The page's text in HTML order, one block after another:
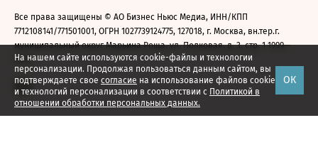
На нашем сайте используются cookie-файлы и технологии
персонализации. Продолжая пользоваться данным сайтом, вы
подтверждаете свое согласие на использование файлов cookie
и технологий персонализации в соответствии с Политикой в
отношении обработки персональных данных.
ОК
Все права защищены © АО Бизнес Ньюс Медиа, ИНН/КПП
7712108141/771501001, ОГРН 1027739124775, 127018, г. Москва, вн.тер.г.
муниципальный округ Марьина Роща, ул. Полковая, д. 3, стр. 1 1999—
2026